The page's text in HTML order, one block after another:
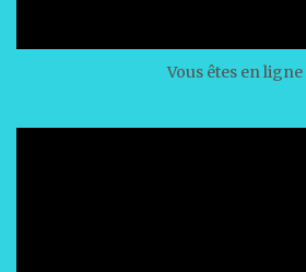
Vous êtes en ligne